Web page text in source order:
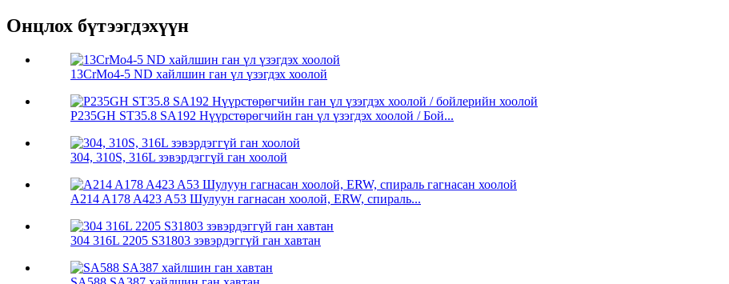
Онцлох бүтээгдэхүүн
13CrMo4-5 ND хайлшин ган үл үзэгдэх хоолой
P235GH ST35.8 SA192 Нүүрстөрөгчийн ган үл үзэгдэх хоолой / Бой...
304, 310S, 316L зэвэрдэггүй ган хоолой
A214 A178 A423 A53 Шулуун гагнасан хоолой, ERW, спираль...
304 316L 2205 S31803 зэвэрдэггүй ган хавтан